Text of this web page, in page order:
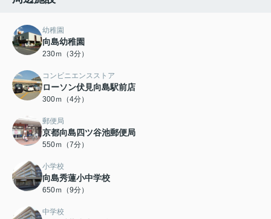
幼稚園
向島幼稚園
230ｍ（3分）
コンビニエンスストア
ローソン伏見向島駅前店
300ｍ（4分）
郵便局
京都向島四ツ谷池郵便局
550ｍ（7分）
小学校
向島秀蓮小中学校
650ｍ（9分）
中学校